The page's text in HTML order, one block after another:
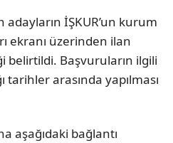
İŞKUR’un kurum
ekranı üzerinden ilan
belirtildi. Başvuruların ilgili
tarihler arasında yapılması
aşağıdaki bağlantı